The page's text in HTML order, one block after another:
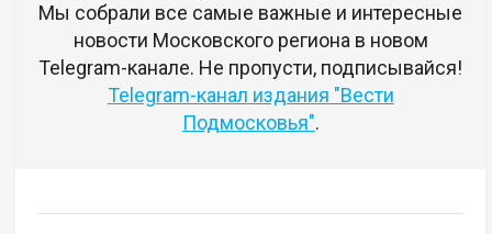
Мы собрали все самые важные и интересные
новости Московского региона в новом
Telegram-канале. Не пропусти, подписывайся!
Telegram-канал издания "Вести
Подмосковья".